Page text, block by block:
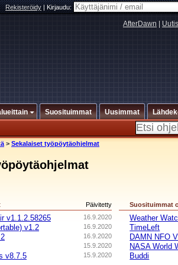
Rekisteröidy|Kirjaudu:
AfterDawn
Suosituimmat Uusimmat
> Sekalaiset työpöytäohjelmat
Päivitetty
16.9.2020
v1.1.2.58265
16.9.2020
v1.2
16.9.2020
15.9.2020
15.9.2020
v8.7.5
Suosituimmat
Weather
TimeLeft
DAMN NFO
NASA World
Buddi